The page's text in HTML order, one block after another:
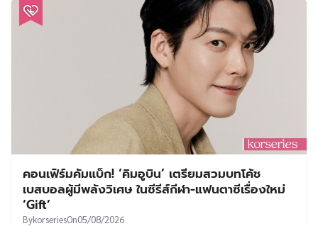
คอนเฟิร์มคัมแบ็ก! ‘คิมอูบิน’ เตรียมสวมบทโค้ช
เบสบอลผู้มีพลังวิเศษ ในซีรีส์กีฬา-แฟนตาซีเรื่องใหม่
‘Gift’
BykorseriesOn05/08/2026